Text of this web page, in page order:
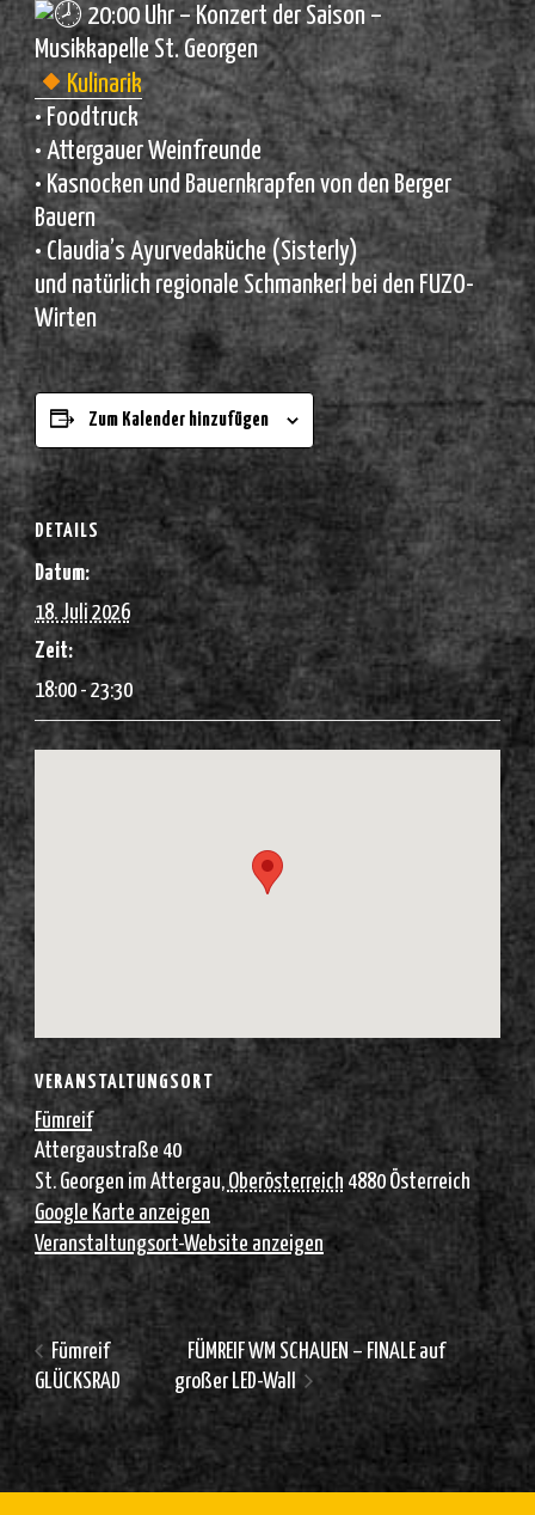
20:00 Uhr – Konzert der Saison –
Musikkapelle St. Georgen
Kulinarik
• Foodtruck
• Attergauer Weinfreunde
• Kasnocken und Bauernkrapfen von den Berger
Bauern
• Claudia’s Ayurvedaküche (Sisterly)
und natürlich regionale Schmankerl bei den FUZO-
Wirten
Zum Kalender hinzufügen
DETAILS
Datum:
18. Juli 2026
Zeit:
18:00 - 23:30
VERANSTALTUNGSORT
Fümreif
Attergaustraße 40
St. Georgen im Attergau,Oberösterreich 4880Österreich
Google Karte anzeigen
Veranstaltungsort-Website anzeigen
Fümreif
GLÜCKSRAD
FÜMREIF WM SCHAUEN – FINALE auf
großer LED-Wall